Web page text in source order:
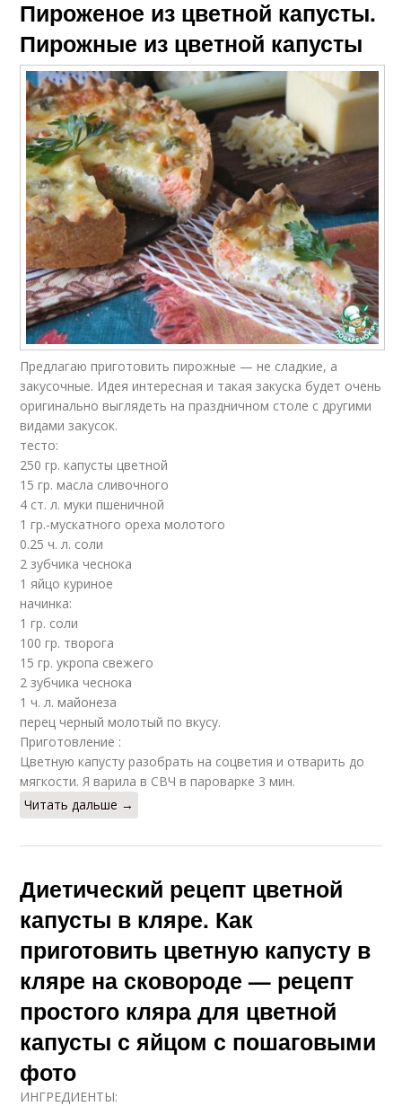
Пироженое из цветной капусты.
Пирожные из цветной капусты
Предлагаю приготовить пирожные — не сладкие, а
закусочные. Идея интересная и такая закуска будет очень
оригинально выглядеть на праздничном столе с другими
видами закусок.
тесто:
250 гр. капусты цветной
15 гр. масла сливочного
4 ст. л. муки пшеничной
1 гр.-мускатного ореха молотого
0.25 ч. л. соли
2 зубчика чеснока
1 яйцо куриное
начинка:
1 гр. соли
100 гр. творога
15 гр. укропa свежего
2 зубчика чеснока
1 ч. л. майонеза
перец черный молотый по вкусу.
Приготовление :
Цветную капусту разобрать на соцветия и отварить до
мягкости. Я варила в СВЧ в пароварке 3 мин.
Читать дальше →
Диетический рецепт цветной
капусты в кляре. Как
приготовить цветную капусту в
кляре на сковороде — рецепт
простого кляра для цветной
капусты с яйцом с пошаговыми
фото
ИНГРЕДИЕНТЫ: